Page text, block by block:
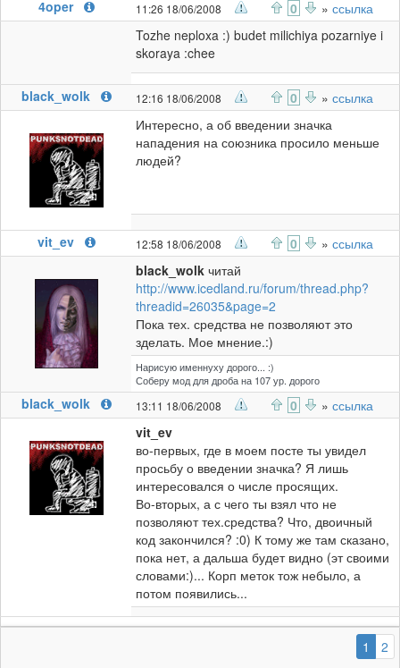
4oper 11:26 18/06/2008 0 » ссылка
Tozhe neploxa :) budet milichiya pozarniye i
skoraya :chee
black_wolk 12:16 18/06/2008 0 » ссылка
Интересно, а об введении значка
нападения на союзника просило меньше
людей?
vit_ev 12:58 18/06/2008 0 » ссылка
black_wolk читай
http://www.icedland.ru/forum/thread.php?
threadid=26035&page=2
Пока тех. средства не позволяют это
зделать. Мое мнение.:)
Нарисую именнуху дорого... :)
Соберу мод для дроба на 107 ур. дорого
black_wolk 13:11 18/06/2008 0 » ссылка
vit_ev
во-первых, где в моем посте ты увидел
просьбу о введении значка? Я лишь
интересовался о числе просящих.
Во-вторых, а с чего ты взял что не
позволяют тех.средства? Что, двоичный
код закончился? :0) К тому же там сказано,
пока нет, а дальша будет видно (эт своими
словами:)... Корп меток тож небыло, а
потом появились...
1 2